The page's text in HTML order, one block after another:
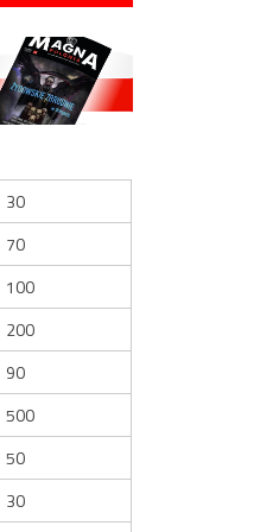
30
70
100
200
90
500
50
30